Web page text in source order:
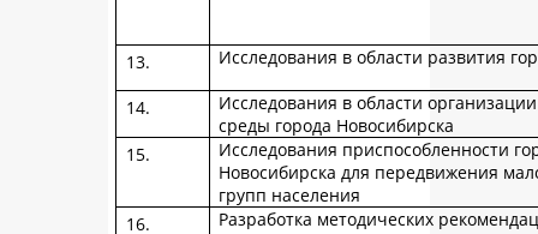
Исследования в области развития
Исследования в области
среды города Новосибирска
Исследования приспособленности
Новосибирска для передвижения
групп населения
Разработка методических